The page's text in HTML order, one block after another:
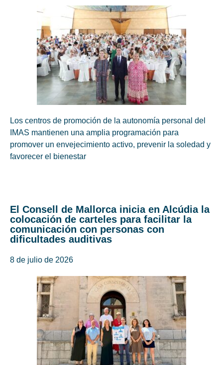
Los centros de promoción de la autonomía personal del
IMAS mantienen una amplia programación para
promover un envejecimiento activo, prevenir la soledad y
favorecer el bienestar
El Consell de Mallorca inicia en Alcúdia la
colocación de carteles para facilitar la
comunicación con personas con
dificultades auditivas
8 de julio de 2026